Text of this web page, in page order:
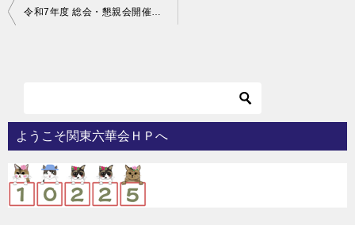
投
ー
シ
ョ
ン
令和7年度 総会・懇親会開催報告
ようこそ関東六華会ＨＰへ